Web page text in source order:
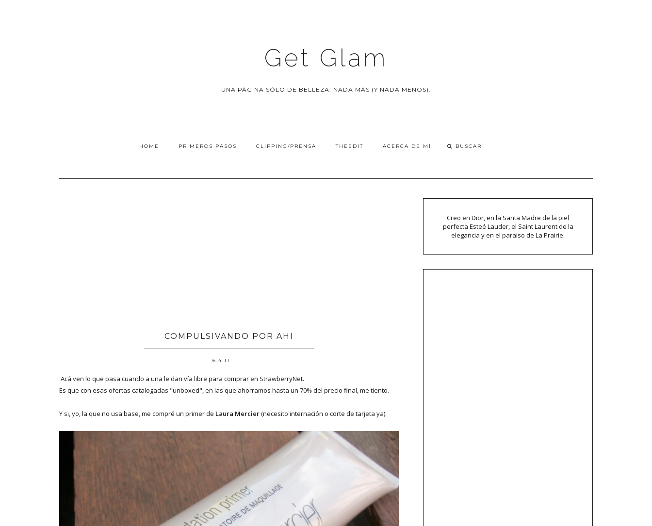
Get Glam
UNA PÁGINA SÓLO DE BELLEZA. NADA MÁS (Y NADA MENOS).
HOME PRIMEROS PASOS CLIPPING/PRENSA THEEDIT ACERCA DE MÍ
COMPULSIVANDO POR AHI
6.4.11
Acá ven lo que pasa cuando a una le dan vía libre para comprar en StrawberryNet.
Es que con esas ofertas catalogadas "unboxed", en las que ahorramos hasta un 70% del precio final, me tiento.
Y si, yo, la que no usa base, me compré un primer de Laura Mercier(necesito internación o corte de tarjeta ya).
Creo en Dior, en la Santa Madre de la piel
perfecta Esteé Lauder, el Saint Laurent de la
elegancia y en el paraíso de La Prairie.